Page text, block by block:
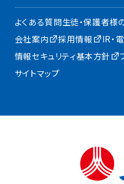
よくある質問生徒・保護者様
会社案内
採用情報
IR・
情報セキュリティ基本方針
サイトマップ